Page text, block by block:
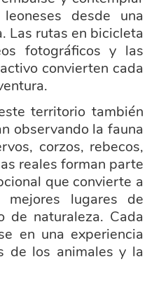
desde una
Las rutas en bicicleta
fotográficos y las
convierten cada
territorio también
observando la fauna
corzos, rebecos,
reales forman parte
que convierte a
lugares de
de naturaleza. Cada
en una experiencia
de los animales y la